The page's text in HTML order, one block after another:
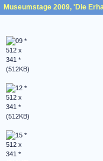
Museumstage 2009, 'Die